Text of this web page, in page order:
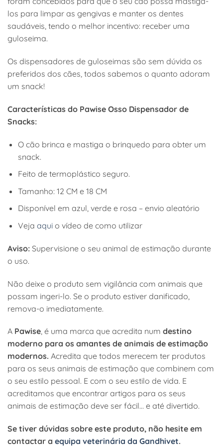
los para limpar as gengivas e manter os dentes
saudáveis, tendo o melhor incentivo: receber uma
guloseima.
Os dispensadores de guloseimas são sem dúvida os
preferidos dos cães, todos sabemos o quanto adoram
um snack!
Características do Pawise Osso Dispensador de
Snacks:
O cão brinca e mastiga o brinquedo para obter um
snack.
Feito de termoplástico seguro.
Tamanho: 12 CM e 18 CM
Disponível em azul, verde e rosa – envio aleatório
Veja aquio vídeo de como utilizar
Aviso: Supervisione o seu animal de estimação durante
o uso.
Não deixe o produto sem vigilância com animais que
possam ingeri-lo. Se o produto estiver danificado,
remova-o imediatamente.
A Pawise, é uma marca que acredita num destino
moderno para os amantes de animais de estimação
modernos. Acredita que todos merecem ter produtos
para os seus animais de estimação que combinem com
o seu estilo pessoal. E com o seu estilo de vida. E
acreditamos que encontrar artigos para os seus
animais de estimação deve ser fácil… e até divertido.
Se tiver dúvidas sobre este produto, não hesite em
contactar a equipa veterinária da Gandhivet.